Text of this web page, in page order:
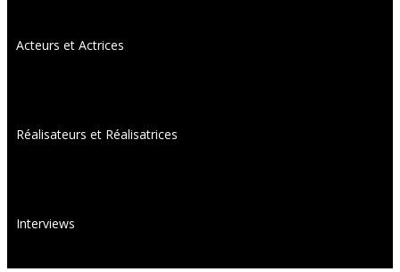
Acteurs et Actrices
Réalisateurs et Réalisatrices
Interviews